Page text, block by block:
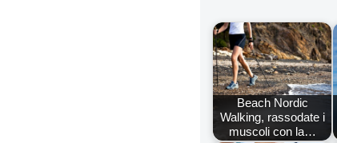
Beach Nordic
Walking, rassodate i
muscoli con la…